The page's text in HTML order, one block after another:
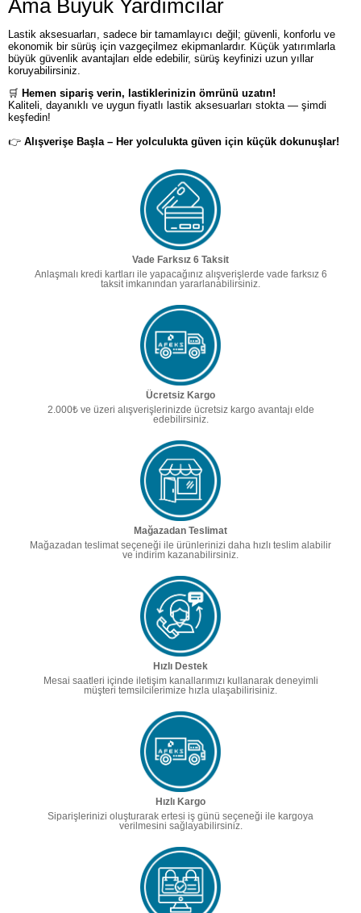
Ama Büyük Yardımcılar
Lastik aksesuarları, sadece bir tamamlayıcı değil; güvenli, konforlu ve
ekonomik bir sürüş için vazgeçilmez ekipmanlardır. Küçük yatırımlarla
büyük güvenlik avantajları elde edebilir, sürüş keyfinizi uzun yıllar
koruyabilirsiniz.
🛒 Hemen sipariş verin, lastiklerinizin ömrünü uzatın!
Kaliteli, dayanıklı ve uygun fiyatlı lastik aksesuarları stokta — şimdi
keşfedin!
👉 Alışverişe Başla – Her yolculukta güven için küçük dokunuşlar!
Vade Farksız 6 Taksit
Anlaşmalı kredi kartları ile yapacağınız alışverişlerde vade farksız 6
taksit imkanından yararlanabilirsiniz.
Ücretsiz Kargo
2.000₺ ve üzeri alışverişlerinizde ücretsiz kargo avantajı elde
edebilirsiniz.
Mağazadan Teslimat
Mağazadan teslimat seçeneği ile ürünlerinizi daha hızlı teslim alabilir
ve indirim kazanabilirsiniz.
Hızlı Destek
Mesai saatleri içinde iletişim kanallarımızı kullanarak deneyimli
müşteri temsilcilerimize hızla ulaşabilirisiniz.
Hızlı Kargo
Siparişlerinizi oluşturarak ertesi iş günü seçeneği ile kargoya
verilmesini sağlayabilirsiniz.